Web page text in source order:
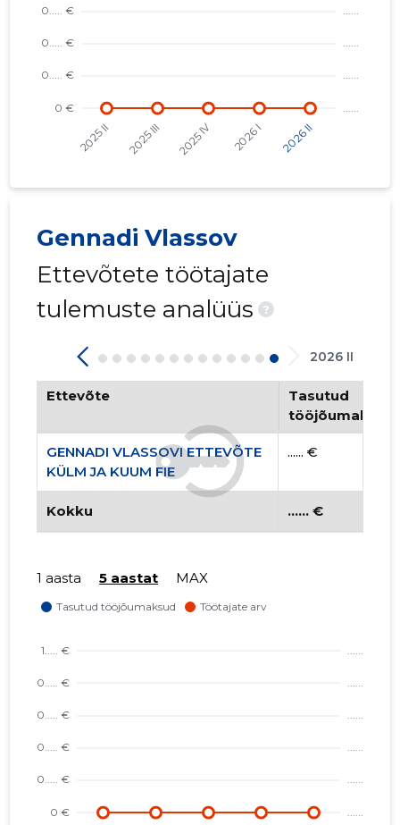
Gennadi Vlassov
Ettevõtete töötajate
tulemuste analüüs
?
2026 II
Ettevõte
Tasutud
tööjõumaksud
GENNADI VLASSOVI ETTEVÕTE
KÜLM JA KUUM FIE
...... €
Kokku ...... €
1 aasta 5 aastat MAX